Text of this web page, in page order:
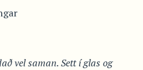
vel saman. Sett í glas og